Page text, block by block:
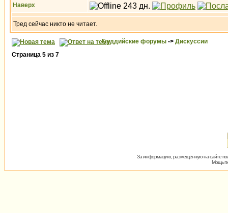
Наверх
Тред сейчас никто не читает.
Буддийские форумы -> Дискуссии
Страница 5 из 7
За информацию, размещённую на сайте
Мощь